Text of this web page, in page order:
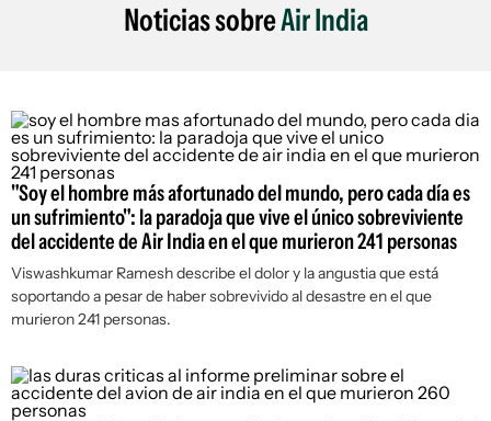
Noticias sobreAir India
"Soy el hombre más afortunado del mundo, pero cada día es
un sufrimiento": la paradoja que vive el único sobreviviente
del accidente de Air India en el que murieron 241 personas
Viswashkumar Ramesh describe el dolor y la angustia que está
soportando a pesar de haber sobrevivido al desastre en el que
murieron 241 personas.